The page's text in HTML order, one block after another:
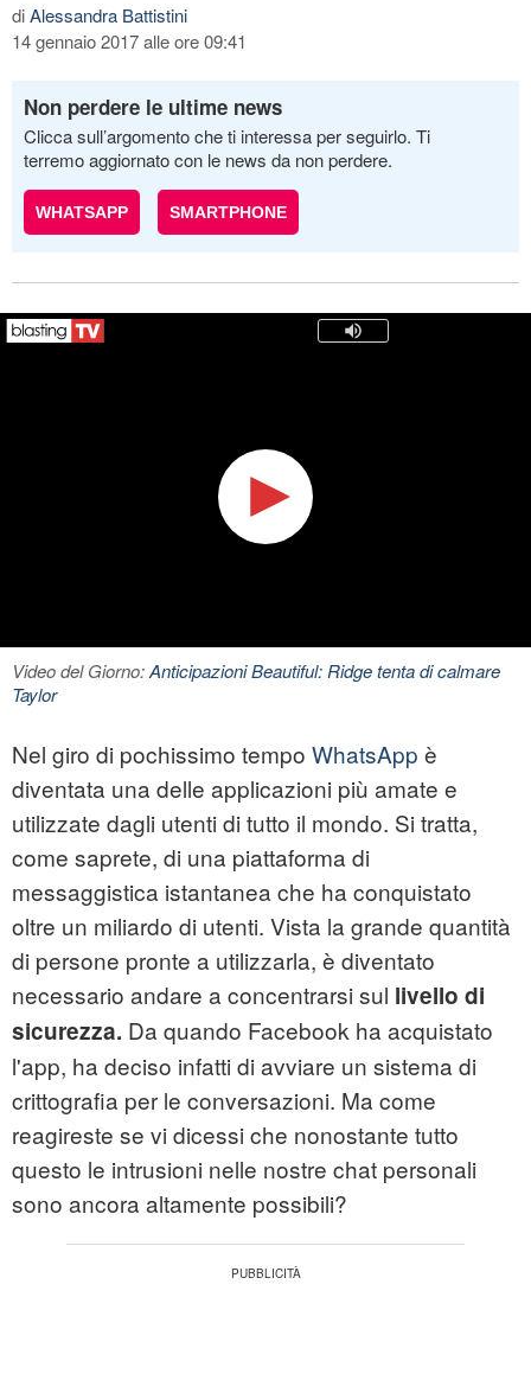
diAlessandra Battistini
14 gennaio 2017 alle ore 09:41
Non perdere le ultime news
Clicca sull’argomento che ti interessa per seguirlo. Ti
terremo aggiornato con le news da non perdere.
WHATSAPP SMARTPHONE
Video del Giorno:Anticipazioni Beautiful: Ridge tenta di calmare
Taylor
Nel giro di pochissimo tempo WhatsApp è
diventata una delle applicazioni più amate e
utilizzate dagli utenti di tutto il mondo. Si tratta,
come saprete, di una piattaforma di
messaggistica istantanea che ha conquistato
oltre un miliardo di utenti. Vista la grande quantità
di persone pronte a utilizzarla, è diventato
necessario andare a concentrarsi sul livello di
sicurezza. Da quando Facebook ha acquistato
l'app, ha deciso infatti di avviare un sistema di
crittografia per le conversazioni. Ma come
reagireste se vi dicessi che nonostante tutto
questo le intrusioni nelle nostre chat personali
sono ancora altamente possibili?